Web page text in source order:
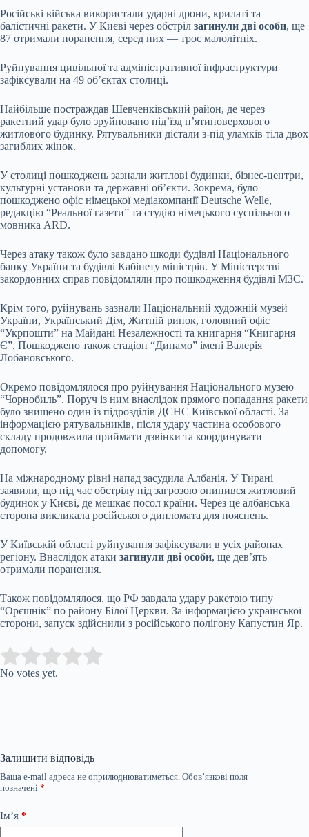
Російські війська використали ударні дрони, крилаті та
балістичні ракети. У Києві через обстріл загинули дві особи, ще
87 отримали поранення, серед них — троє малолітніх.
Руйнування цивільної та адміністративної інфраструктури
зафіксували на 49 об’єктах столиці.
Найбільше постраждав Шевченківський район, де через
ракетний удар було зруйновано під’їзд п’ятиповерхового
житлового будинку. Рятувальники дістали з-під уламків тіла двох
загиблих жінок.
У столиці пошкоджень зазнали житлові будинки, бізнес-центри,
культурні установи та державні об’єкти. Зокрема, було
пошкоджено офіс німецької медіакомпанії Deutsche Welle,
редакцію “Реальної газети” та студію німецького суспільного
мовника ARD.
Через атаку також було завдано шкоди будівлі Національного
банку України та будівлі Кабінету міністрів. У Міністерстві
закордонних справ повідомляли про пошкодження будівлі МЗС.
Крім того, руйнувань зазнали Національний художній музей
України, Український Дім, Житній ринок, головний офіс
“Укрпошти” на Майдані Незалежності та книгарня “Книгарня
Є”. Пошкоджено також стадіон “Динамо” імені Валерія
Лобановського.
Окремо повідомлялося про руйнування Національного музею
“Чорнобиль”. Поруч із ним внаслідок прямого попадання ракети
було знищено один із підрозділів ДСНС Київської області. За
інформацією рятувальників, після удару частина особового
складу продовжила приймати дзвінки та координувати
допомогу.
На міжнародному рівні напад засудила Албанія. У Тирані
заявили, що під час обстрілу під загрозою опинився житловий
будинок у Києві, де мешкає посол країни. Через це албанська
сторона викликала російського дипломата для пояснень.
У Київській області руйнування зафіксували в усіх районах
регіону. Внаслідок атаки загинули дві особи, ще дев’ять
отримали поранення.
Також повідомлялося, що РФ завдала удару ракетою типу
“Орєшнік” по району Білої Церкви. За інформацією української
сторони, запуск здійснили з російського полігону Капустин Яр.
Rate this item:
No votes yet.
Залишити відповідь
Ваша e-mail адреса не оприлюднюватиметься. Обов’язкові поля
позначені *
Ім’я *